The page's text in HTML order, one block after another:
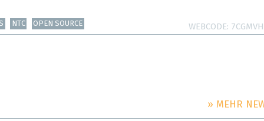
NTC OPEN SOURCE WEBCODE
» MEHR